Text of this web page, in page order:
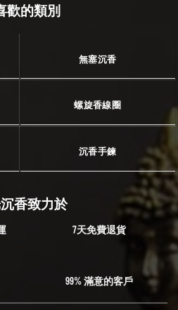
歡的類別
無塞沉香
螺旋香線圈
沉香手鍊
香致力於
7天免費退貨
99% 滿意的客戶